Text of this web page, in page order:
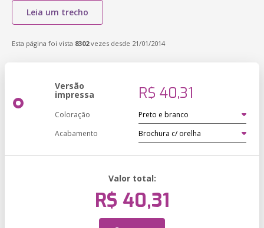
Leia um trecho
Esta página foi vista 8302vezes desde 21/01/2014
Versão
impressa R$ 40,31
Coloração
Acabamento
Valor total:
R$ 40,31